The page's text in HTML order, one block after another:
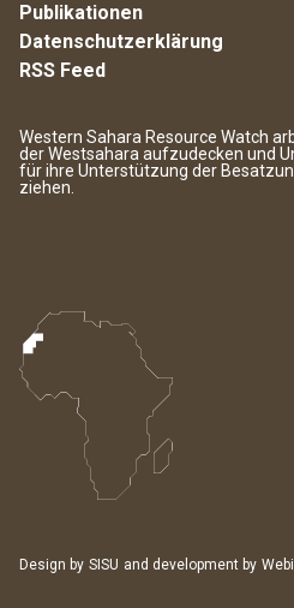
Publikationen
Datenschutzerklärung
RSS Feed
Western Sahara Resource Watch
der Westsahara aufzudecken und
für ihre Unterstützung der
ziehen.
Design by SISU and development by